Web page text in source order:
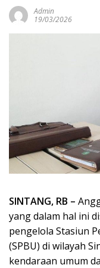
Admin
19/03/2026
SINTANG, RB –
yang dalam hal ini
pengelola Stasiun
(SPBU) di wilayah
kendaraan umum